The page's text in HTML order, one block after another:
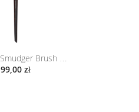
Precision Smudger Brush - Small...
99,00 zł